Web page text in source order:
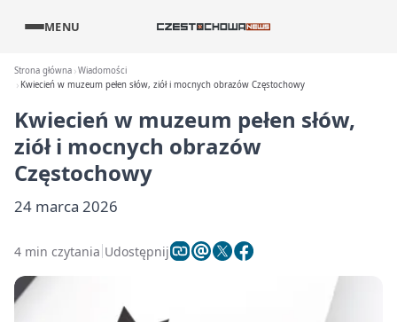
MENU
Strona główna Wiadomości
Kwiecień w muzeum pełen słów, ziół i mocnych obrazów Częstochowy
Kwiecień w muzeum pełen słów,
ziół i mocnych obrazów
Częstochowy
24 marca 2026
4 min czytania Udostępnij